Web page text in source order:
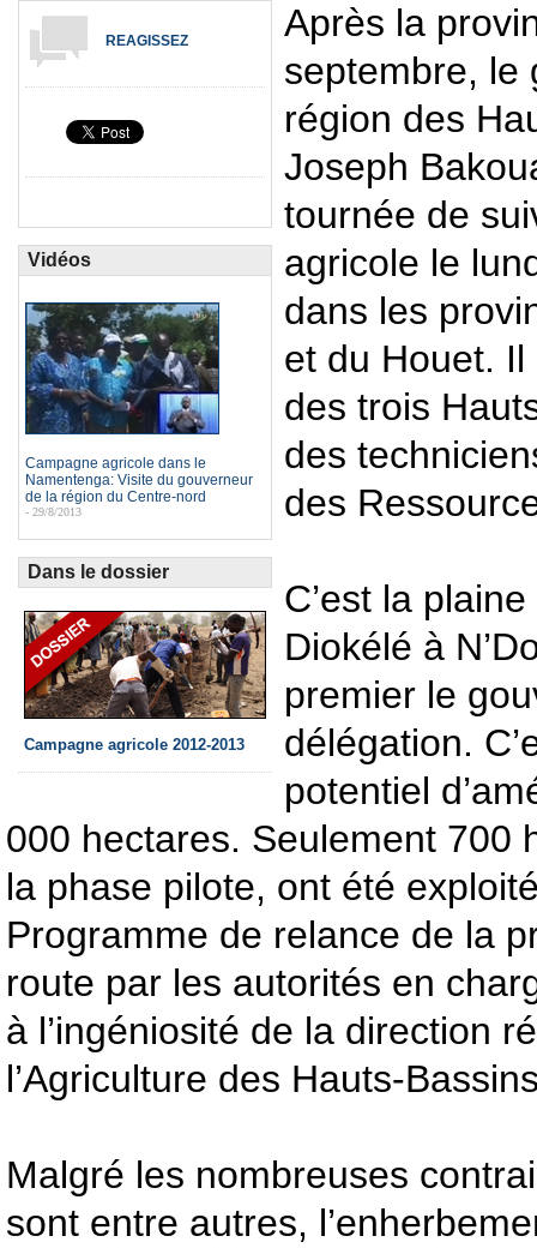
REAGISSEZ
Vidéos
Campagne agricole dans le
Namentenga: Visite du gouverneur
de la région du Centre-nord
- 29/8/2013
Dans le dossier
Campagne agricole 2012-2013
Après la
septembre, le
région des
Joseph
tournée de
agricole le
dans les
et du Houet.
des trois
des
des
C’est la
Diokélé à
premier le
délégation.
potentiel
000 hectares. Seulement 700
la phase pilote, ont été
Programme de relance de la
route par les autorités en
à l’ingéniosité de la direction
l’Agriculture des Hauts-
Malgré les nombreuses
sont entre autres,